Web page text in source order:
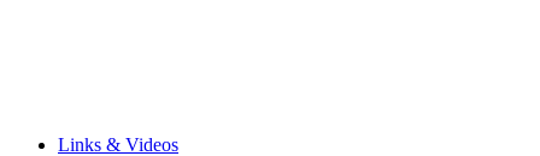
Links & Videos